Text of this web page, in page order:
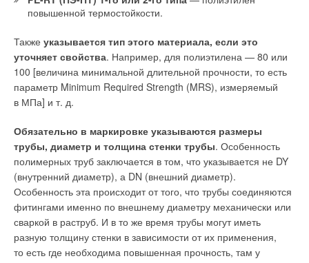
повышенной термостойкости.
Также указывается тип этого материала, если это
уточняет свойства. Например, для полиэтилена — 80 или
100 [величина минимальной длительной прочности, то есть
параметр Minimum Required Strength (MRS), измеряемый
в МПа] и т. д.
Обязательно в маркировке указываются размеры
трубы, диаметр и толщина стенки трубы. Особенность
полимерных труб заключается в том, что указывается не DY
(внутренний диаметр), а DN (внешний диаметр).
Особенность эта происходит от того, что трубы соединяются
фитингами именно по внешнему диаметру механически или
сваркой в раструб. И в то же время трубы могут иметь
разную толщину стенки в зависимости от их применения,
то есть где необходима повышенная прочность, там у
7. Низкая электрическая проводимость тонкораспыленной
пожаротушения на электроустановках, находящихся под
напряжением.
Лучшие решения Danfossдля пожаротушения ТРВ
и регулирующей арматуры и прочих компонентов зависит
прежде всего от производителя. Международный концерн
Danfoss производит насосы и клапаны высокого давления
для разработки и производства систем пожаротушения ТРВ,
которые соответствуют самым строгим мировым стандартам
качества. Это оборудование подходит как для
коммерческого, так и промышленного применения.
Благодаря многолетнему опыту и уникальным технологиям,
Danfoss предлагает лучшие решения для систем
курил сигареты с фильтром, а «бычки» от сигарет потом
(до 0,2 г/см³), легко смывались благодаря удачной
конструкции отводной вертикальной трубы в пьедестале
унитаза и большой скорости воды, поступающей из-под
обода чаши. Со временем он решил сменить морально
устаревший унитаз на новый и более эстетичный.
и грамотно его установили. Но быстро выяснилось, что
«бычки» теперь перестали смываться. Это вызвало у
потребителя справедливый гнев, который он высказал
специалистам. Однако специалисты оказались
«настоящими» и они убедили потребителя, что так и должно
быть…
Дело в том, что компакт-унитазы, имеющие обод чаши
с «открытым кольцом», не всегда могут доставить